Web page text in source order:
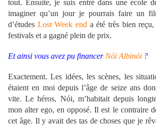
tout. Ensuite, je suis entré dans une école
imaginer qu’un jour je pourrais faire un
d’études Lost Week end a été très bien
festivals et a gagné plein de prix.
Et ainsi vous avez pu financer Nói Albinói ?
Exactement. Les idées, les scènes, les
étaient en moi depuis l’âge de seize ans
vite. Le héros, Nói, m’habitait depuis
mon alter ego, en opposé. Il est le contraire
cet âge. Il y avait des tas de choses que je